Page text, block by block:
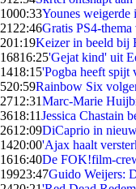
1000:33Younes
21 22:46Gratis PS4-
201:19Keizer in beeld bij
16816:25'Gejat kind' uit
1418:15'Pogba heeft spijt
520:59Rainbow Six
2712:31Marc-Marie
3618:11Jessica Chastain
2612:09DiCaprio in
1420:00'Ajax haalt
1616:40De FOK!film-
19923:47Guido Weijers: